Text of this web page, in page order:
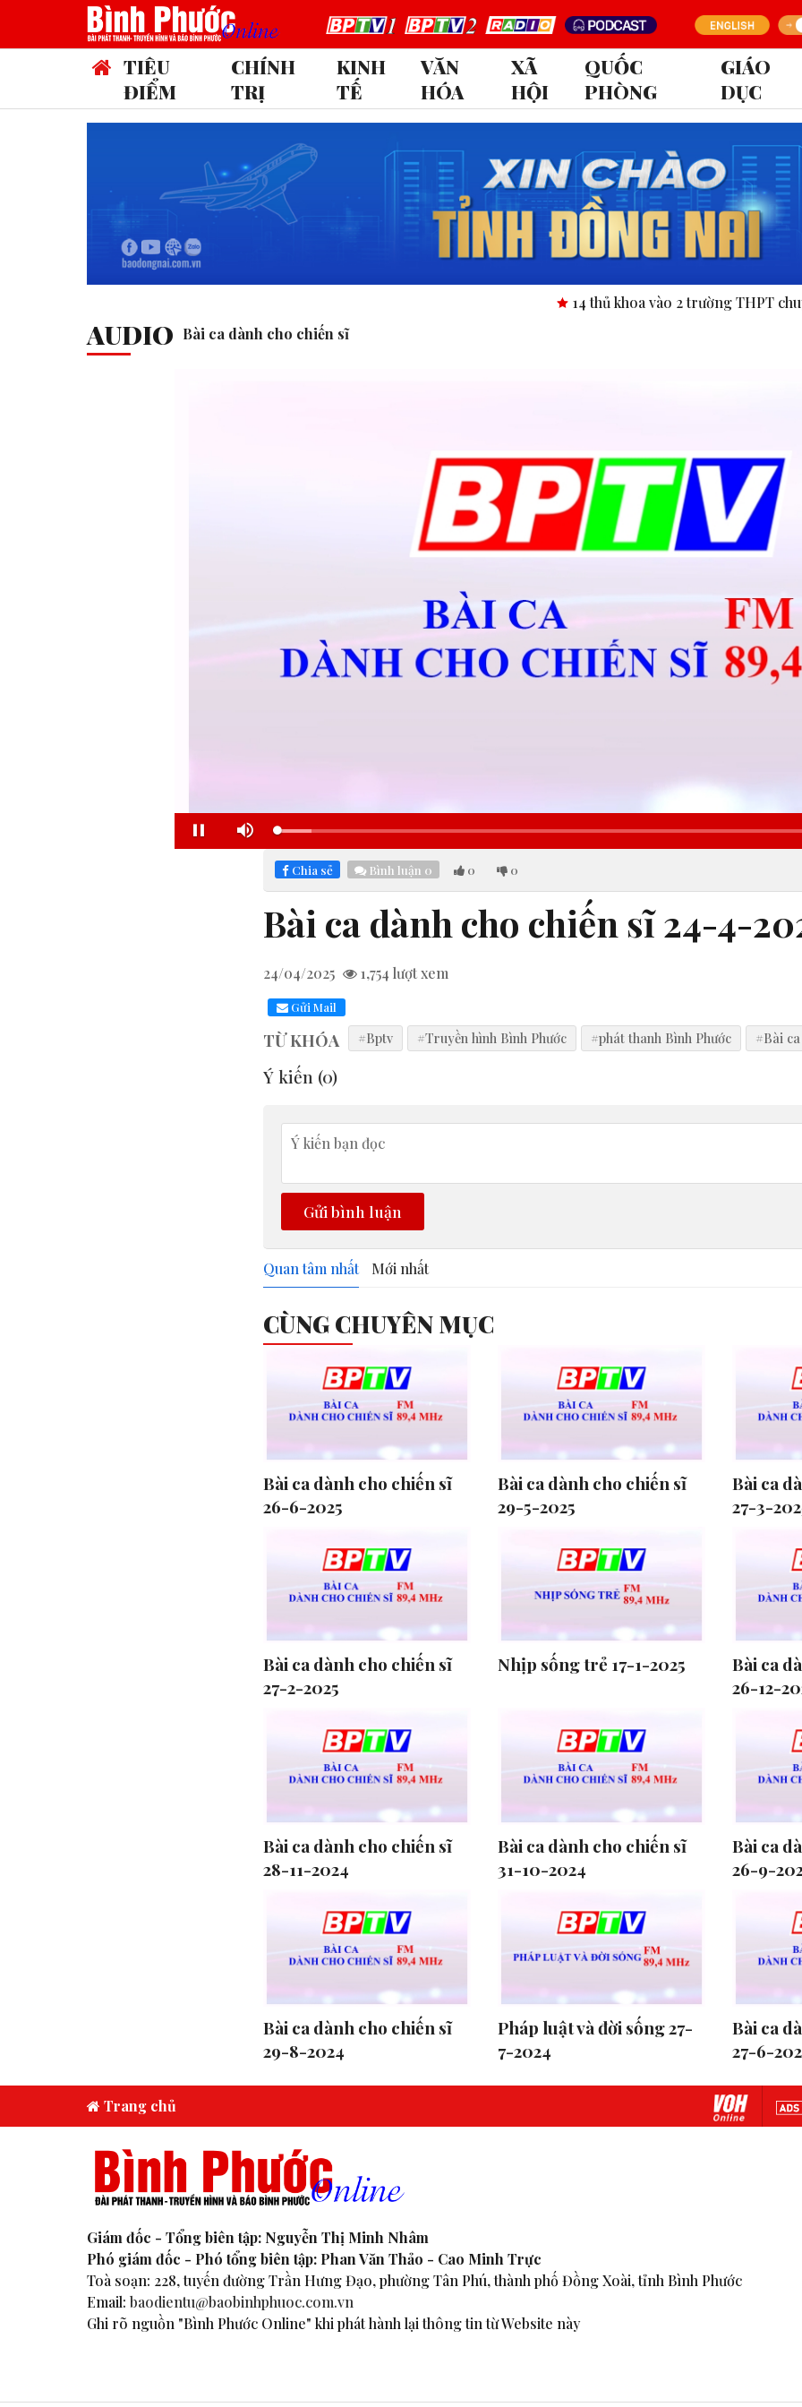
TIÊU
ĐIỂM
CHÍNH
TRỊ
KINH
TẾ
VĂN
HÓA
XÃ
HỘI
QUỐC
PHÒNG
GIÁO
DỤC
14 thủ khoa vào 2 trường THPT chuyên tỉnh
AUDIO Bài ca dành cho chiến sĩ
Pause Mute Loaded:
5.52%
Chia sẻ Bình luận 0 0 0
Bài ca dành cho chiến sĩ 24-4-
24/04/2025 1,754 lượt xem
Gửi Mail
TỪ KHÓA #Bptv #Truyền hình Bình Phước #phát thanh Bình Phước #Bài
Ý kiến (0)
Gửi bình luận
Quan tâm nhất Mới nhất
CÙNG CHUYÊN MỤC
Bài ca dành cho chiến sĩ
26-6-2025
Bài ca dành cho chiến sĩ
29-5-2025
Bài ca
27-3-
Bài ca dành cho chiến sĩ
27-2-2025
Nhịp sống trẻ 17-1-2025
Bài ca
26-12-
Bài ca dành cho chiến sĩ
28-11-2024
Bài ca dành cho chiến sĩ
31-10-2024
Bài ca
26-9-
Bài ca dành cho chiến sĩ
29-8-2024
Pháp luật và đời sống 27-
7-2024
Bài ca
27-6-
Trang chủ
Giám đốc - Tổng biên tập: Nguyễn Thị Minh Nhâm
Phó giám đốc - Phó tổng biên tập: Phan Văn Thảo - Cao Minh Trực
Toà soạn: 228, tuyến đường Trần Hưng Đạo, phường Tân Phú, thành phố Đồng Xoài, tỉnh Bình Phước
Email: baodientu@baobinhphuoc.com.vn
Ghi rõ nguồn "Bình Phước Online" khi phát hành lại thông tin từ Website này